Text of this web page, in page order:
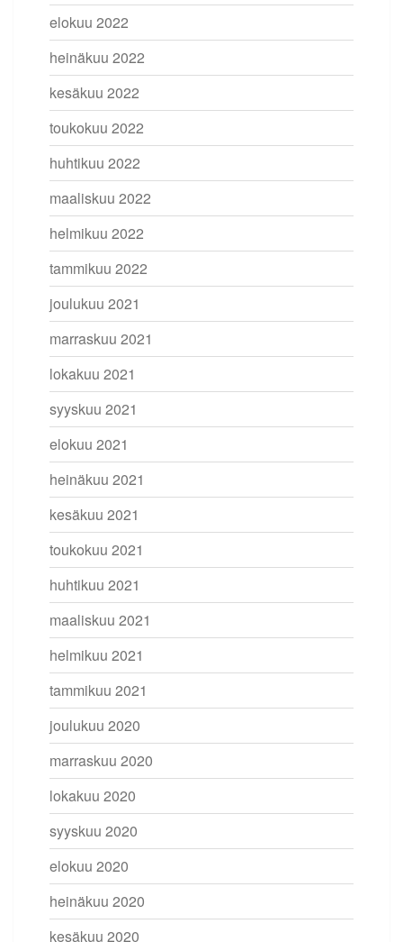
elokuu 2022
heinäkuu 2022
kesäkuu 2022
toukokuu 2022
huhtikuu 2022
maaliskuu 2022
helmikuu 2022
tammikuu 2022
joulukuu 2021
marraskuu 2021
lokakuu 2021
syyskuu 2021
elokuu 2021
heinäkuu 2021
kesäkuu 2021
toukokuu 2021
huhtikuu 2021
maaliskuu 2021
helmikuu 2021
tammikuu 2021
joulukuu 2020
marraskuu 2020
lokakuu 2020
syyskuu 2020
elokuu 2020
heinäkuu 2020
kesäkuu 2020